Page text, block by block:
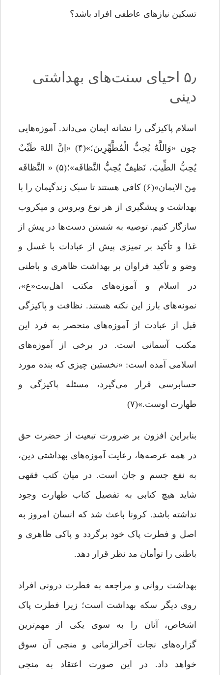
تسکین نیازهای عاطفی افراد باشد؟
۵٫ احیای سنت‌های بهداشتی
دینی
اسلام پاکیزگی را نشانه ایمان می‌داند. آموزه‌هایی
چون «وَاللَّهُ یُحِبُّ الْمُطَّهِّرِینَ؛»(۴) «اِنَّ اللهَ طَیِّبٌ
یُحِبُّ الطِّیبَ، نَظیفٌ یُحِبُّ النَّظافَه»؛(۵) « النَّظافَه
مِنَ الایمان»(۶) کافی هستند تا سبک زندگیمان را با
بهداشت و پیشگیری از هر نوع ویروس و میکروب
سازگار کنیم. توصیه به شستن دست‌ها در پیش از
غذا و تأکید بر تمیزی پیش از عبادات با غسل و
وضو و تأکید فراوان بر بهداشت ظاهری و باطنی
در اسلام و آموزه‌های مکتب اهل‌بیت«ع»،
نمونه‌های بارز این نکته هستند. نظافت و پاکیزگی
قبل از عبادت از آموزه‌های منحصر به ‌فرد این
مکتب آسمانی است. در برخی از آموزه‌های
اسلامی آمده است: «نخستین چیزی که بنده مورد
حسابرسی قرار می‌گیرد، مسئله پاکیزگی و
طهارت اوست.»(۷)
بنابراین افزون بر ضرورت تبعیت از حضرت حق
در همه عرصه‌ها، رعایت آموزه‌های بهداشتی دین،
به نفع جسم و جان است. در میان کتب فقهی
شاید هیچ کتابی به تفصیل کتاب طهارت وجود
نداشته باشد. کرونا باعث شد که انسان امروز به
اصل و فطرت پاک خود برگردد و پاکی ظاهری و
باطنی را توأمان مد نظر قرار دهد.
بهداشت روانی و مراجعه به فطرت درونی افراد
روی دیگر سکه بهداشت است؛ زیرا فطرت پاک
اشخاص، آنان را به ‌سوی یکی از مهم‌ترین
گزاره‌های نجات آخرالزمانی و منجی آن سوق
خواهد داد. در این صورت اعتقاد به منجی